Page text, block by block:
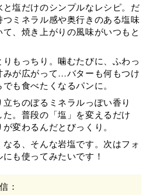
と塩だけのシンプルなレシピ。だ
ミネラル感や奥行きのある塩味
、焼き上がりの風味がいつもと
もっちり。噛むたびに、ふわっ
みが広がって…バターも何もつけ
も食べたくなるパンに。
ちのぼるミネラルっぽい香り
。普段の「塩」を変えるだけ
変わるんだとびっくり。
る、そんな岩塩です。次はフォ
も使ってみたいです！
：